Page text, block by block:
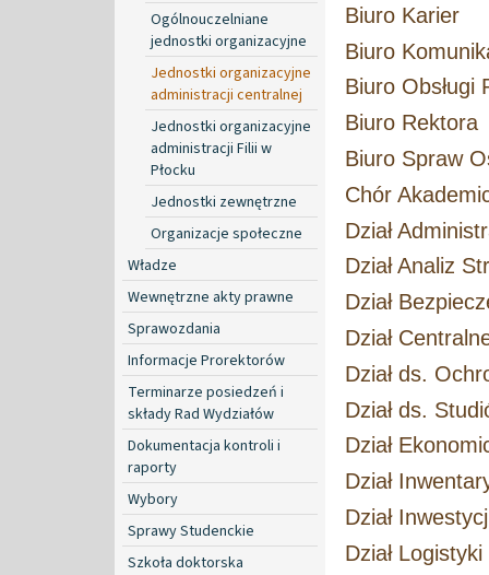
Ogólnouczelniane
jednostki organizacyjne
Jednostki organizacyjne
administracji centralnej
Jednostki organizacyjne
administracji Filii w
Płocku
Jednostki zewnętrzne
Organizacje społeczne
Władze
Wewnętrzne akty prawne
Sprawozdania
Informacje Prorektorów
Terminarze posiedzeń i
składy Rad Wydziałów
Dokumentacja kontroli i
raporty
Wybory
Sprawy Studenckie
Szkoła doktorska
Biuro Karier
Biuro
Biuro Obsługi
Biuro Rektora
Biuro Spraw
Chór
Dział
Dział Analiz
Dział
Dział
Dział ds.
Dział ds.
Dział
Dział
Dział
Dział